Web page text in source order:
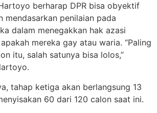
berharap DPR bisa obyektif
mendasarkan penilaian pada
dalam menegakkan hak azasi
mereka gay atau waria. “Paling
itu, salah satunya bisa lolos,”
tahap ketiga akan berlangsung 13
60 dari 120 calon saat ini.